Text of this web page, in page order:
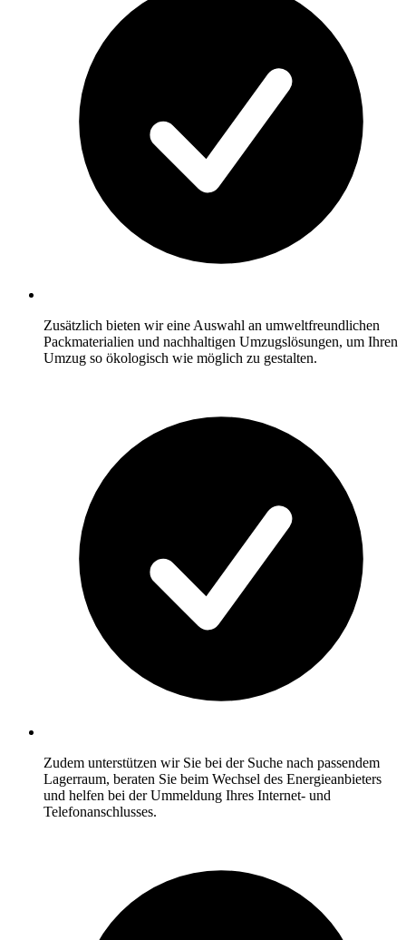
Zusätzlich bieten wir eine Auswahl an umweltfreundlichen
Packmaterialien und nachhaltigen Umzugslösungen, um Ihren
Umzug so ökologisch wie möglich zu gestalten.
Zudem unterstützen wir Sie bei der Suche nach passendem
Lagerraum, beraten Sie beim Wechsel des Energieanbieters
und helfen bei der Ummeldung Ihres Internet- und
Telefonanschlusses.